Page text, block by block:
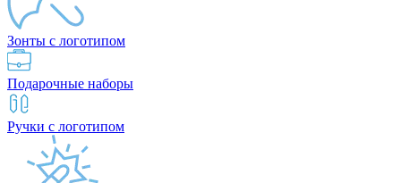
Зонты с логотипом
Подарочные наборы
Ручки с логотипом